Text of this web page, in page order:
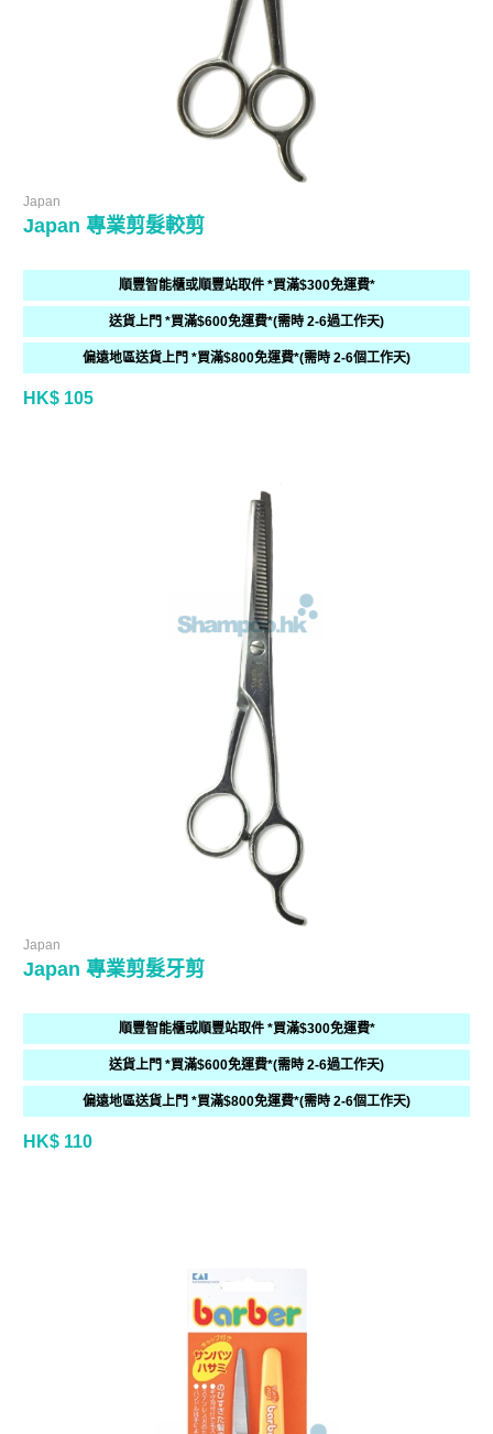
Japan
Japan 專業剪髮較剪
順豐智能櫃或順豐站取件 *買滿$300免運費*
送貨上門 *買滿$600免運費*(需時 2-6過工作天)
偏遠地區送貨上門 *買滿$800免運費*(需時 2-6個工作天)
HK$ 105
Japan
Japan 專業剪髮牙剪
順豐智能櫃或順豐站取件 *買滿$300免運費*
送貨上門 *買滿$600免運費*(需時 2-6過工作天)
偏遠地區送貨上門 *買滿$800免運費*(需時 2-6個工作天)
HK$ 110